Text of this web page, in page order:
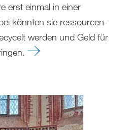
erst einmal in einer
könnten sie ressourcen-
werden und Geld für